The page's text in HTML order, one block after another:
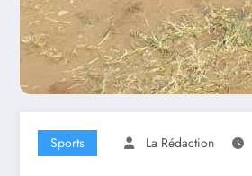
Sports La Rédaction